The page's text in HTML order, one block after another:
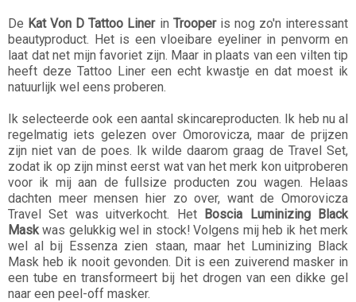
De Kat Von D Tattoo Linerin Trooperis nog zo'n interessant
beautyproduct. Het is een vloeibare eyeliner in penvorm en
laat dat net mijn favoriet zijn. Maar in plaats van een vilten tip
heeft deze Tattoo Liner een echt kwastje en dat moest ik
natuurlijk wel eens proberen.
Ik selecteerde ook een aantal skincareproducten. Ik heb nu al
regelmatig iets gelezen over Omorovicza, maar de prijzen
zijn niet van de poes. Ik wilde daarom graag de Travel Set,
zodat ik op zijn minst eerst wat van het merk kon uitproberen
voor ik mij aan de fullsize producten zou wagen. Helaas
dachten meer mensen hier zo over, want de Omorovicza
Travel Set was uitverkocht. Het Boscia Luminizing Black
Mask was gelukkig wel in stock! Volgens mij heb ik het merk
wel al bij Essenza zien staan, maar het Luminizing Black
Mask heb ik nooit gevonden. Dit is een zuiverend masker in
een tube en transformeert bij het drogen van een dikke gel
naar een peel-off masker.